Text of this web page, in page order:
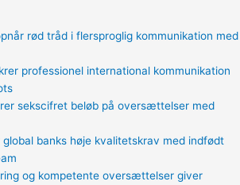
rød tråd i flersproglig kommunikation med
professionel international kommunikation
sekscifret beløb på oversættelser med
banks høje kvalitetskrav med indfødt
og kompetente oversættelser giver